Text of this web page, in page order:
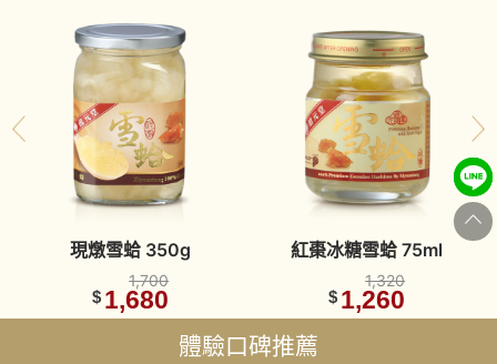
現燉雪蛤 350g
1,700
$ 1,680
紅棗冰糖雪蛤 75ml
1,320
$ 1,260
體驗口碑推薦